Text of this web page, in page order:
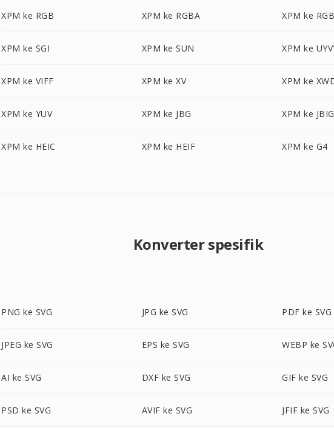
XPM ke RGB XPM ke RGBA XPM ke
XPM ke SGI XPM ke SUN XPM ke
XPM ke VIFF XPM ke XV XPM ke
XPM ke YUV XPM ke JBG XPM ke JBIG
XPM ke HEIC XPM ke HEIF XPM ke G4
Konverter spesifik
PNG ke SVG JPG ke SVG PDF ke SVG
JPEG ke SVG EPS ke SVG WEBP ke
AI ke SVG DXF ke SVG GIF ke SVG
PSD ke SVG AVIF ke SVG JFIF ke SVG